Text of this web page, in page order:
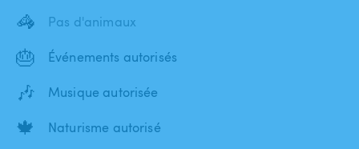
🦓 Pas d'animaux
🎂 Événements autorisés
🎶 Musique autorisée
🍁 Naturisme autorisé